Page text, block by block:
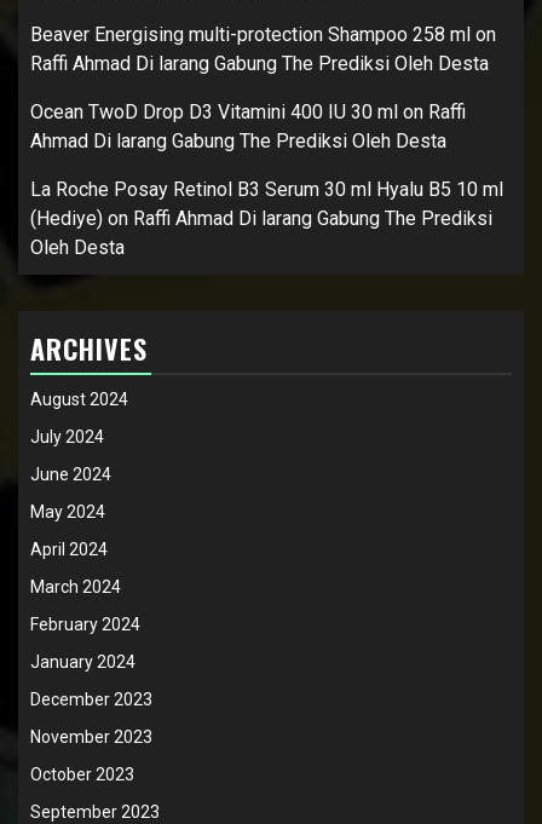
Beaver Energising multi-protection Shampoo 258 ml on
Raffi Ahmad Di larang Gabung The Prediksi Oleh Desta
Ocean TwoD Drop D3 Vitamini 400 IU 30 ml on Raffi
Ahmad Di larang Gabung The Prediksi Oleh Desta
La Roche Posay Retinol B3 Serum 30 ml Hyalu B5 10 ml
(Hediye) on Raffi Ahmad Di larang Gabung The Prediksi
Oleh Desta
ARCHIVES
August 2024
July 2024
June 2024
May 2024
April 2024
March 2024
February 2024
January 2024
December 2023
November 2023
October 2023
September 2023